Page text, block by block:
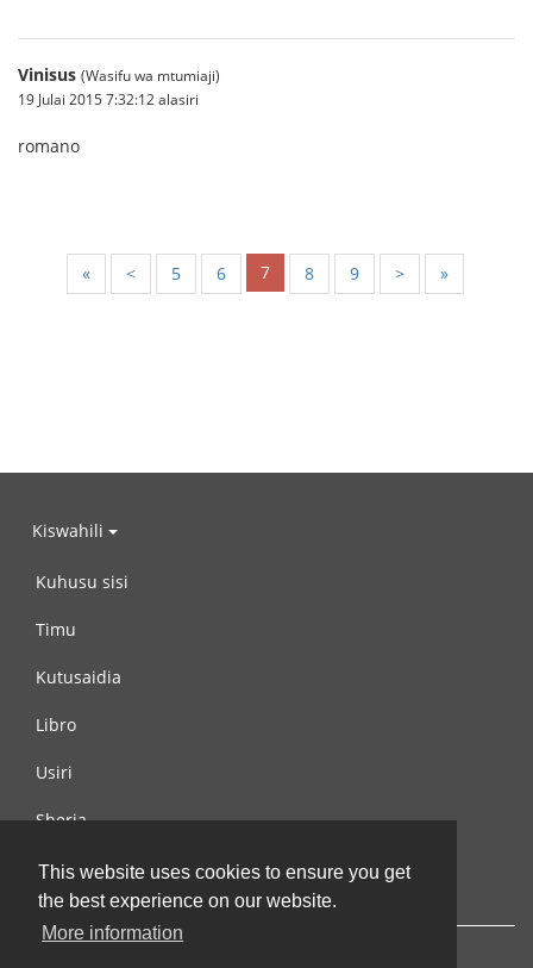
This website uses cookies to ensure you get
the best experience on our website.
More information
Vinisus (Wasifu wa mtumiaji)
19 Julai 2015 7:32:12 alasiri
romano
« < 5 6 7 8 9 > »
Kiswahili
Kuhusu sisi
Timu
Kutusaidia
Libro
Usiri
Sheria
Wasiliana na si